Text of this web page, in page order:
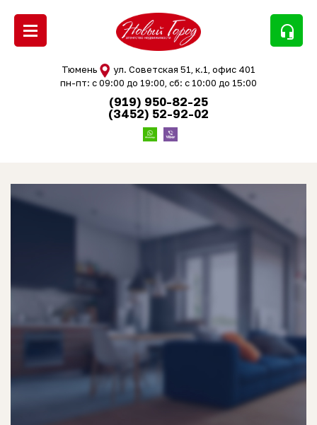
headset_mic
Тюмень
ул. Советская 51, к.1, офис 401
пн-пт: с 09:00 до 19:00, сб: с 10:00 до 15:00
(919) 950-82-25
(3452) 52-92-02